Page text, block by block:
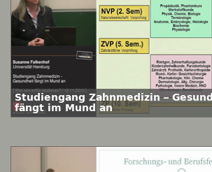
Studiengang Zahnmedizin –
fängt im Mund an